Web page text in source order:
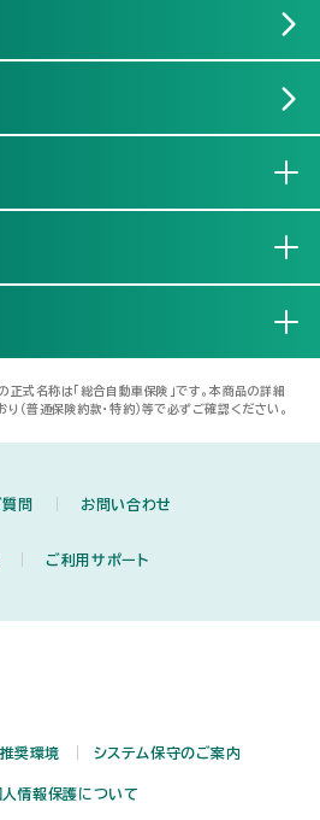
正式名称は「総合自動車保険」です。本商品の詳細
（普通保険約款・特約）等で必ずご確認ください。
問 お問い合わせ
ご利用サポート
推奨環境 システム保守のご案内
人情報保護について